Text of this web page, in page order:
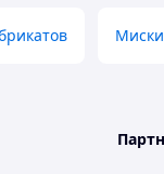
Миски